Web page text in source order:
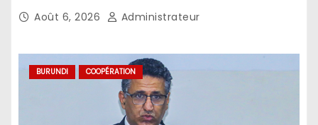
Août 6, 2026 Administrateur
BURUNDI COOPÉRATION